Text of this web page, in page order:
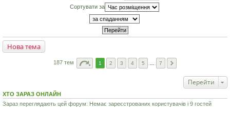
Сортувати за
Нова тема
187 тем 1 2 3 4 5 7
Перейти
ХТО ЗАРАЗ ОНЛАЙН
Зараз переглядають цей форум: Немає зареєстрованих користувачів і 9 гостей